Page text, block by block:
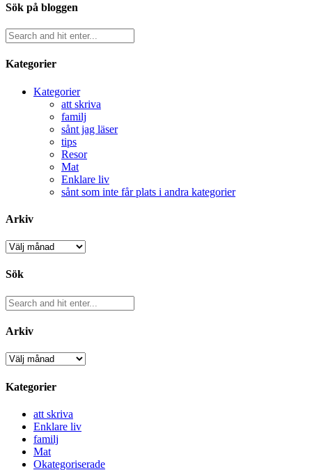
Sök på bloggen
Kategorier
Kategorier
att skriva
familj
sånt jag läser
tips
Resor
Mat
Enklare liv
sånt som inte får plats i andra kategorier
Arkiv
Arkiv
Sök
Arkiv
Arkiv
Kategorier
att skriva
Enklare liv
familj
Mat
Okategoriserade